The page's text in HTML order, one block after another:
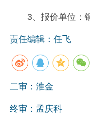
3、报价单位：
责任编辑：任飞
二审：淮金
终审：孟庆科